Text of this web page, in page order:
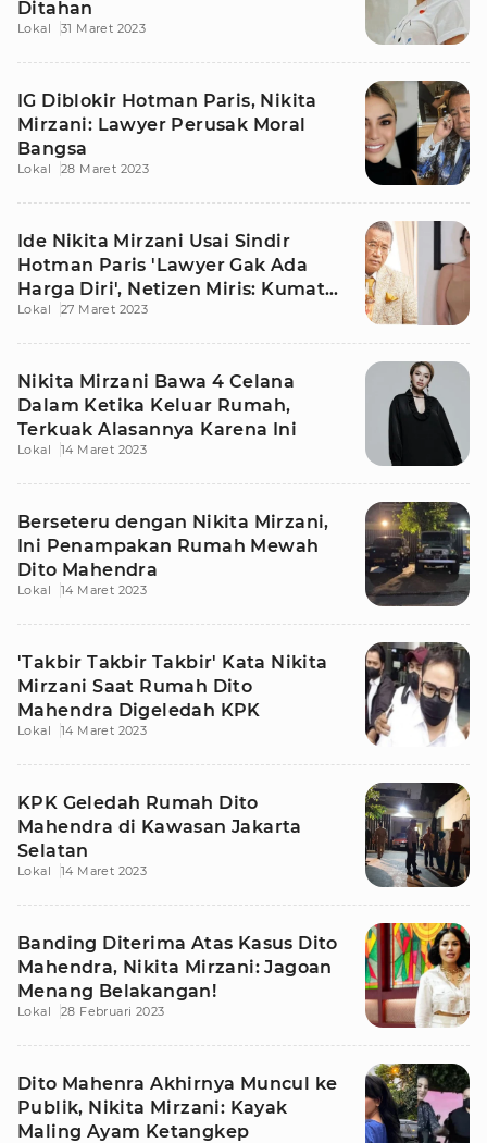
Ditahan
Lokal 31 Maret 2023
IG Diblokir Hotman Paris, Nikita
Mirzani: Lawyer Perusak Moral
Bangsa
Lokal 28 Maret 2023
Ide Nikita Mirzani Usai Sindir
Hotman Paris 'Lawyer Gak Ada
Harga Diri', Netizen Miris: Kumat
Mbak
Lokal 27 Maret 2023
Nikita Mirzani Bawa 4 Celana
Dalam Ketika Keluar Rumah,
Terkuak Alasannya Karena Ini
Lokal 14 Maret 2023
Berseteru dengan Nikita Mirzani,
Ini Penampakan Rumah Mewah
Dito Mahendra
Lokal 14 Maret 2023
'Takbir Takbir Takbir' Kata Nikita
Mirzani Saat Rumah Dito
Mahendra Digeledah KPK
Lokal 14 Maret 2023
KPK Geledah Rumah Dito
Mahendra di Kawasan Jakarta
Selatan
Lokal 14 Maret 2023
Banding Diterima Atas Kasus Dito
Mahendra, Nikita Mirzani: Jagoan
Menang Belakangan!
Lokal 28 Februari 2023
Dito Mahenra Akhirnya Muncul ke
Publik, Nikita Mirzani: Kayak
Maling Ayam Ketangkep